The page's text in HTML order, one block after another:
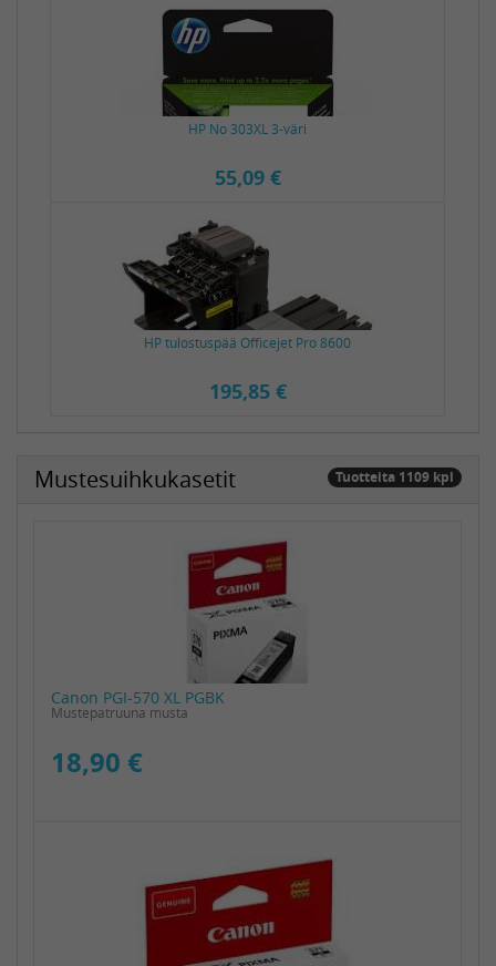
HP No 303XL 3-väri
55,09 €
HP tulostuspää Officejet Pro 8600
195,85 €
Mustesuihkukasetit Tuotteita 1109 kpl
Canon PGI-570 XL PGBK
Mustepatruuna musta
18,90 €